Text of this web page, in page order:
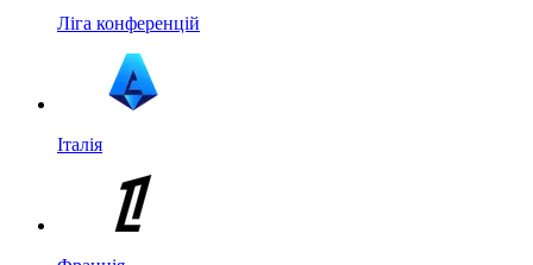
Ліга конференцій
Італія